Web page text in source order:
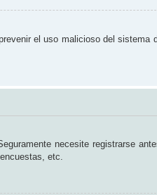
el uso malicioso del sistema
necesite registrarse
etc.